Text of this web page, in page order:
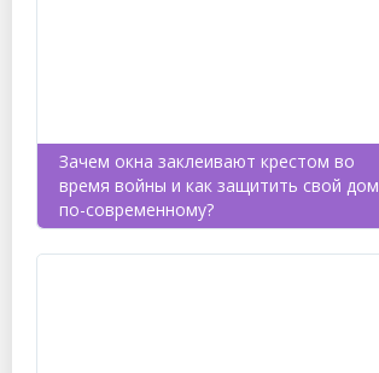
Зачем окна заклеивают крестом во
время войны и как защитить свой дом
по-современному?